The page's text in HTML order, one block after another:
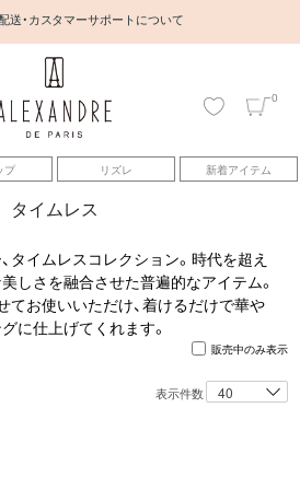
送・カスタマーサポートについて
0
プ リズレ 新着アイテム
タイムレス
タイムレスコレクション。時代を超え
しさを融合させた普遍的なアイテム。
てお使いいただけ、着けるだけで華や
に仕上げてくれます。
販売中のみ表示
表示件数